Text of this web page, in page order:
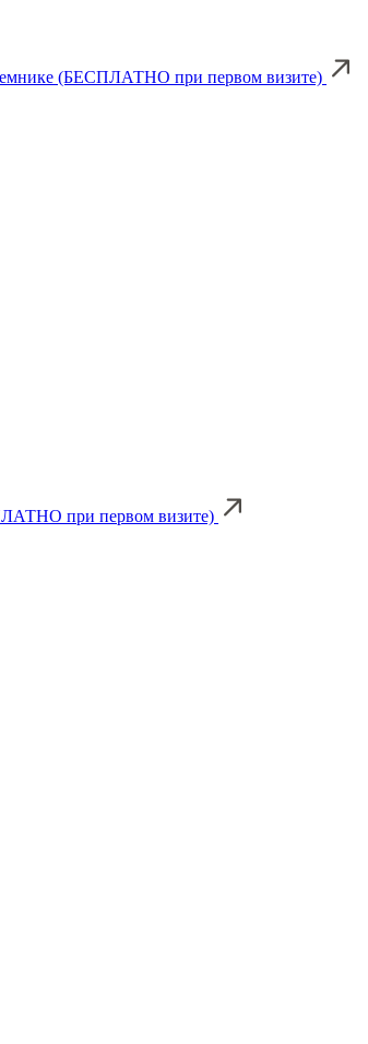
(БЕСПЛАТНО при первом визите)
при первом визите)